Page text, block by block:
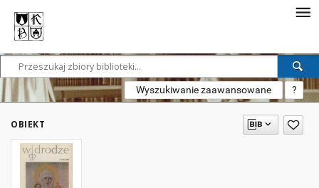
Wyszukiwanie zaawansowane ?
OBIEKT